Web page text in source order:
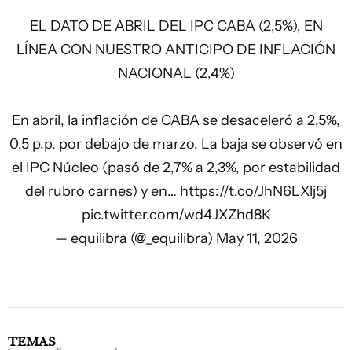
EL DATO DE ABRIL DEL IPC CABA (2,5%), EN
LÍNEA CON NUESTRO ANTICIPO DE INFLACIÓN
NACIONAL (2,4%)
En abril, la inflación de CABA se desaceleró a 2,5%,
0,5 p.p. por debajo de marzo. La baja se observó en
el IPC Núcleo (pasó de 2,7% a 2,3%, por estabilidad
del rubro carnes) y en… https://t.co/JhN6LXlj5j
pic.twitter.com/wd4JXZhd8K
— equilibra (@_equilibra) May 11, 2026
TEMAS